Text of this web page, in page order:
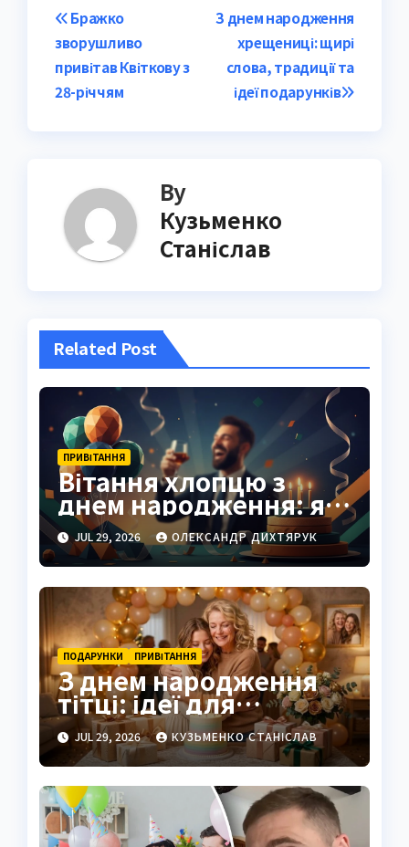
Post
navigation
З днем народження
хрещениці: щирі
слова, традиції та
ідеї подарунків
Бражко
зворушливо
привітав Квіткову з
28-річчям
By
Кузьменко
Станіслав
Related Post
ПРИВІТАННЯ
Вітання хлопцю з
днем народження: як
знайти слова, що
залишаться в серці
JUL 29, 2026 ОЛЕКСАНДР ДИХТЯРУК
ПОДАРУНКИ ПРИВІТАННЯ
З днем народження
тітці: ідеї для
привітань та
подарунків
JUL 29, 2026 КУЗЬМЕНКО СТАНІСЛАВ